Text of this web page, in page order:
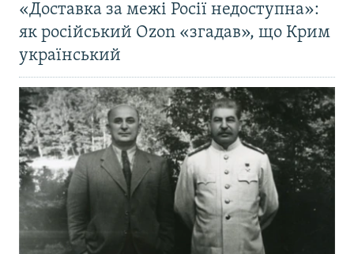
«Доставка за межі Росії недоступна»:
як російський Ozon «згадав», що Крим
український